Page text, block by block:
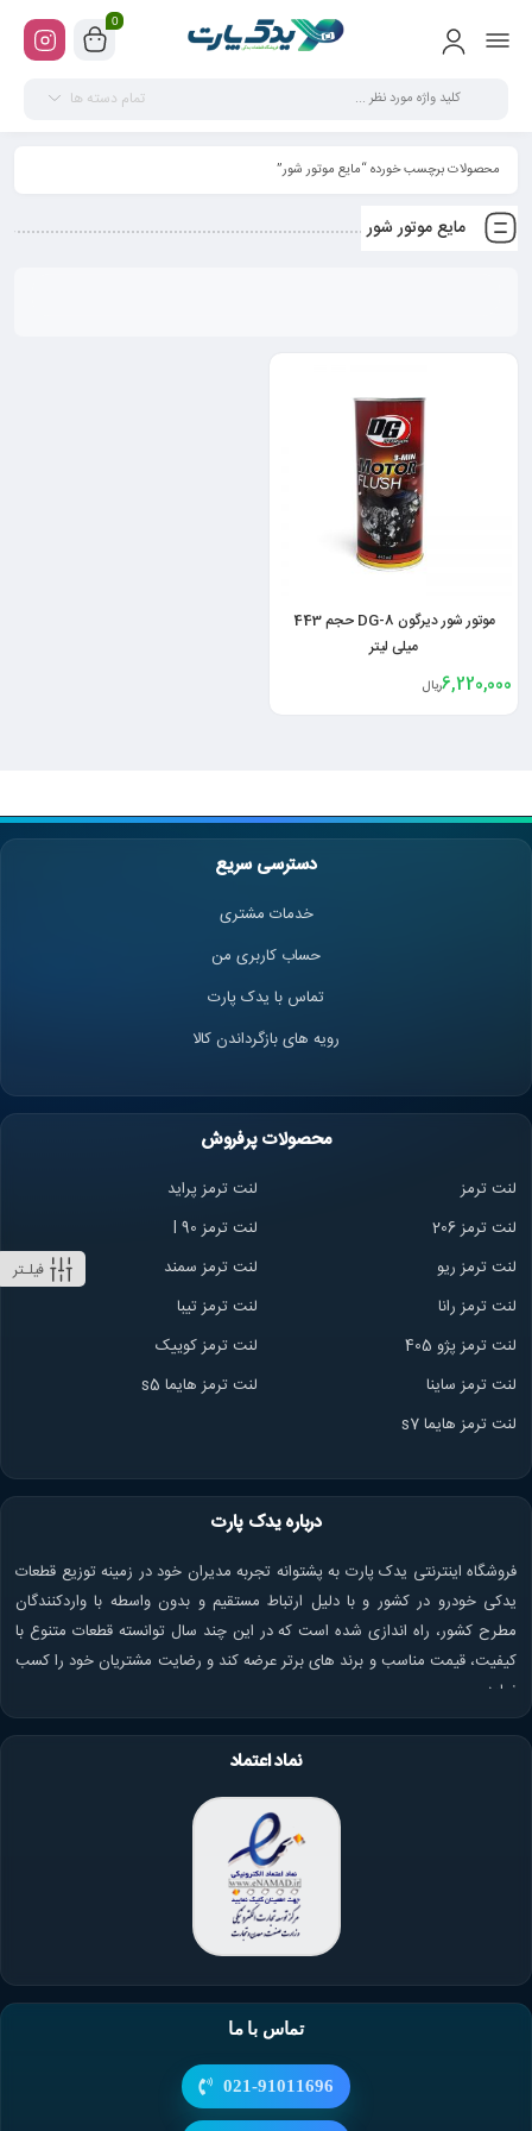
0
تمام دسته ها
محصولات برچسب خورده “مایع موتور شور”
مایع موتور شور
فیلـتر
موتور شور دیرگون DG-8 حجم 443
میلی لیتر
6,220,000ریال
دسترسی سریع
خدمات مشتری
حساب کاربری من
تماس با یدک پارت
رویه های بازگرداندن کالا
محصولات پرفروش
لنت ترمز
لنت ترمز پراید
لنت ترمز 206
لنت ترمز l 90
لنت ترمز ریو
لنت ترمز سمند
لنت ترمز رانا
لنت ترمز تیبا
لنت ترمز پژو 405
لنت ترمز کوییک
لنت ترمز ساینا
لنت ترمز هایما s5
لنت ترمز هایما s7
درباره یدک پارت
فروشگاه اینترنتی یدک پارت به پشتوانه تجربه مدیران خود در زمینه توزیع قطعات
یدکی خودرو در کشور و با دلیل ارتباط مستقیم و بدون واسطه با واردکنندگان
مطرح کشور، راه اندازی شده است که در این چند سال توانسته قطعات متنوع با
کیفیت، قیمت مناسب و برند های برتر عرضه کند و رضایت مشتریان خود را کسب
نماید.
نماد اعتماد
تماس با ما
021-91011696